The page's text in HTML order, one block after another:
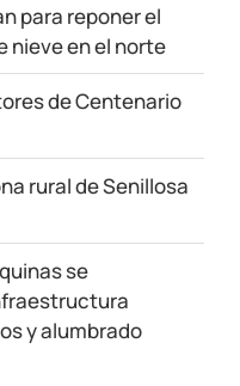
para reponer el
nieve en el norte
de Centenario
rural de Senillosa
se
y alumbrado